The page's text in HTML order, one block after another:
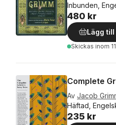
Inbunden,
480 kr
Lägg till
Skickas inom
Complete
Av Jacob
Häftad,
235 kr